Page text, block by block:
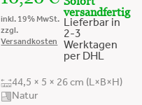
inkl. 19% MwSt.
zzgl.
Versandkosten
versandfertig
Lieferbar in
2-3
Werktagen
per DHL
44,5 × 5 × 26 cm (L×B×H)
Natur